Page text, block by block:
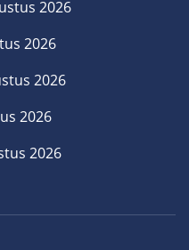
2026
2026
2026
2026
2026